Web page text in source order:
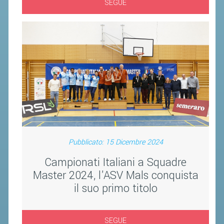
SEGUE
Pubblicato: 15 Dicembre 2024
Campionati Italiani a Squadre
Master 2024, l'ASV Mals conquista
il suo primo titolo
SEGUE
SCHEDE ATLETI
PROMOZIONE
NUOVI GIOCHI DELLA GIOVENTÙ
PROGETTO SHUTTLE TIME
TROFEO CONI
ENTI DI PROMOZIONE SPORTIVA
PROGETTI CONI
PROGETTI SPORT E SALUTE